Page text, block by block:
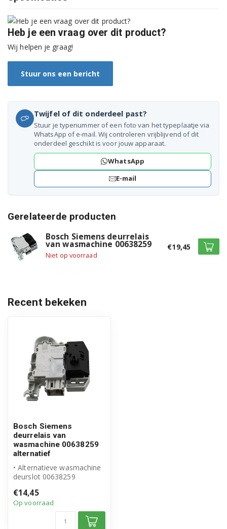
WAK28270FG/21
WAK28271FG/01
WAK28271FG/05
WAK28271FG/09
WAK28271FG/11
WAK28271FG/16
WAK28271FG/17
WAK28271FG/18
WAK28271FG/20
WAK28271FG/21
WAK28271FG/24
WAK28271FG/26
WAK28271FG/29
WAK282B1FG/01
WAK282B1FG/24
WAK282B1FG/26
WAK282B1FG/29
WAK282K1FG/01
WAK282K1FG/24
WAK282K1FG/26
WAK282K1FG/28
Heb je een vraag over dit product?
Wij helpen je graag!
Stuur ons een bericht
Twijfel of dit onderdeel past?
Stuur je typenummer of een foto van het typeplaatje via
WhatsApp of e-mail. Wij controleren vrijblijvend of dit
onderdeel geschikt is voor jouw apparaat.
WhatsApp
E-mail
Gerelateerde producten
Bosch Siemens deurrelais
van wasmachine 00638259
Niet op voorraad
€19,45
Recent bekeken
Bosch Siemens
deurrelais van
wasmachine 00638259
alternatief
• Alternatieve wasmachine
deurslot 00638259
Siemens
• Ho...
€14,45
Op voorraad